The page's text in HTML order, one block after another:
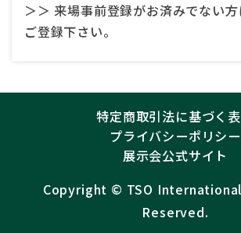
＞＞ 来場事前登録がお済みでない
ご登録下さい。
特定商取引法に基づく
プライバシーポリシー
展示会公式サイト
Copyright ©︎ TSO International
Reserved.